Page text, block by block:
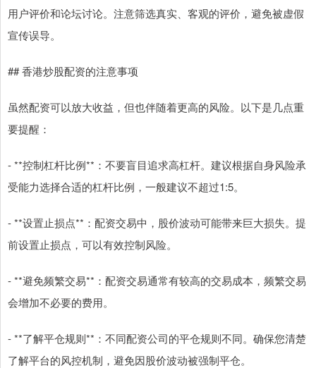
用户评价和论坛讨论。注意筛选真实、客观的评价，避免被虚假
宣传误导。
## 香港炒股配资的注意事项
虽然配资可以放大收益，但也伴随着更高的风险。以下是几点重
要提醒：
- **控制杠杆比例**：不要盲目追求高杠杆。建议根据自身风险承
受能力选择合适的杠杆比例，一般建议不超过1:5。
- **设置止损点**：配资交易中，股价波动可能带来巨大损失。提
前设置止损点，可以有效控制风险。
- **避免频繁交易**：配资交易通常有较高的交易成本，频繁交易
会增加不必要的费用。
- **了解平仓规则**：不同配资公司的平仓规则不同。确保您清楚
了解平台的风控机制，避免因股价波动被强制平仓。